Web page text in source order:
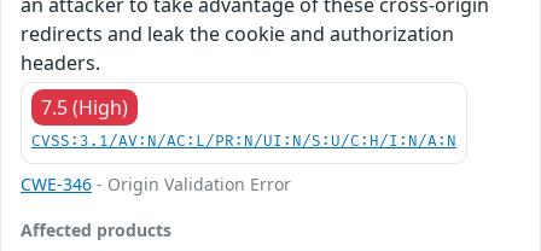
redirects and leak the cookie and authorization
headers.
7.5 (High)
CVSS:3.1/AV:N/AC:L/PR:N/UI:N/S:U/C:H/I:N/A:N
CWE-346 - Origin Validation Error
Affected products